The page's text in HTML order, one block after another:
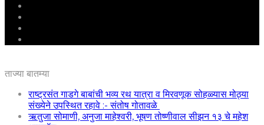
ताज्या बातम्या
राष्ट्रसंत गाडगे बाबांची भव्य रथ यात्रा व मिरवणूक सोहळ्यास मोठ्या
संख्येने उपस्थित रहावे :- संतोष गोतावळे
ऋतुजा सोमाणी, अनुजा माहेश्वरी, भूषण तोष्णीवाल सीझन १३ चे महेश